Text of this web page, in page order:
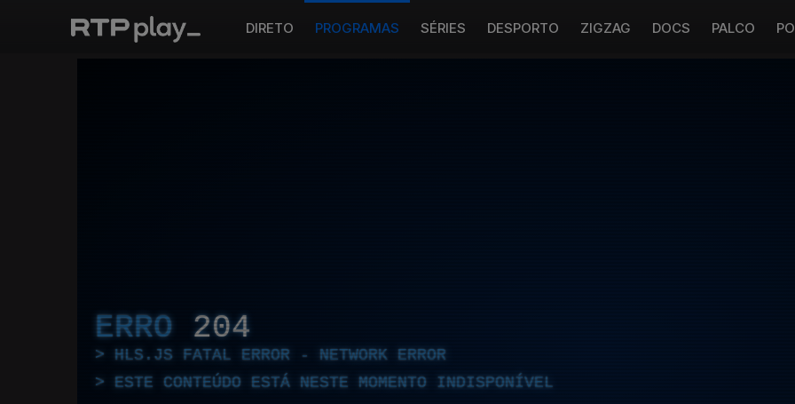
DIRETO PROGRAMAS SÉRIES DESPORTO ZIGZAG DOCS PALCO
ERRO 204
HLS.JS FATAL ERROR - NETWORK ERROR
ESTE CONTEÚDO ESTÁ NESTE MOMENTO INDISPONÍVEL